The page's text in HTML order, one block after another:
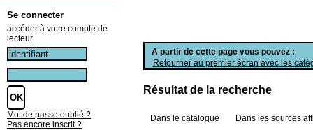
A partir de cette page vous pouvez :
Retourner au premier écran avec les
Résultat de la recherche
Dans le catalogue Dans les sources
Se connecter
accéder à votre compte de
lecteur
Mot de passe oublié ?
Pas encore inscrit ?